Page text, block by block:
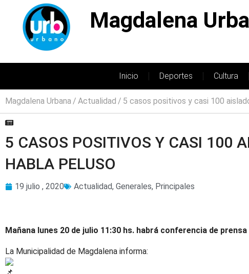
Magdalena
Inicio Deportes Cultura
Magdalena Urbana Actualidad 5 casos positivos y casi 100
5 CASOS POSITIVOS Y CASI 100
HABLA PELUSO
19 julio , 2020 Actualidad, Generales, Principales
Mañana lunes 20 de julio 11:30 hs. habrá conferencia de
La Municipalidad de Magdalena informa: